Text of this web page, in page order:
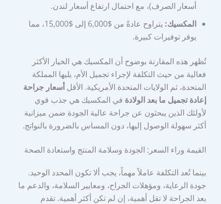
أسعار الصرف)، مع احتمال ارتفاع أسعار لندن.
المكسيك:
يتراوح عادةً من $6,000 إلى $15,000، مما
يوفر توفيرات كبيرة.
تُظهر هذه المقارنة بوضوح أن المكسيك هي الخيار الأكثر
فعالية من حيث التكلفة لإجراء تجميل الأم، يليها المملكة
المتحدة، ثم الولايات المتحدة الأمريكية. الأقلأسعار جراحة
إعادة تجميل ما بعد الولادة في المكسيك هي جذب قوي
لأولئك الذين يبحثون عن جراحة عالية الجودة ضمن ميزانية
أكثر سهولة الوصول إليها، دون المساس بالضرورة بالنواتج.
القيمة وراء السعر: الجودة وسلامة المنتج واستعادة الصحة
بينما تُعد التكلفة عاملاً مهماً، يجب ألا تكون المحدد الوحيد.
جودة الرعاية، ومؤهلات الجراح، ومعايير السلامة، والدعم ما
بعد الجراحة لا تقل أهمية، إن لم تكن أكثر أهمية. تقدم